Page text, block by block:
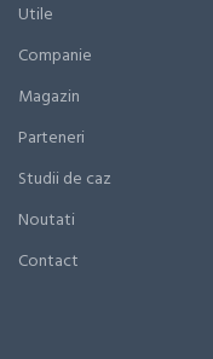
Utile
Companie
Magazin
Parteneri
Studii de caz
Noutati
Contact